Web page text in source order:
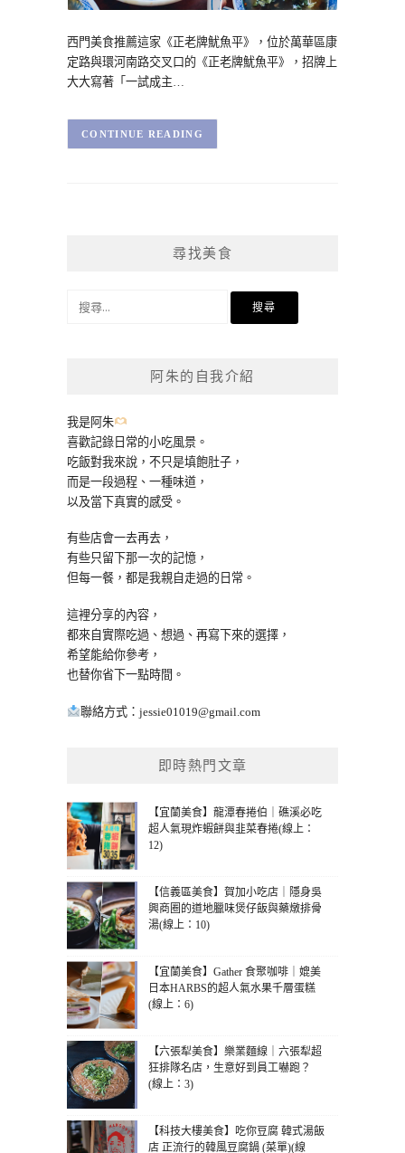
西門美食推薦這家《正老牌魷魚平》，位於萬華區康
定路與環河南路交叉口的《正老牌魷魚平》，招牌上
大大寫著「一試成主…
CONTINUE READING
尋找美食
阿朱的自我介紹
我是阿朱
喜歡記錄日常的小吃風景。
吃飯對我來說，不只是填飽肚子，
而是一段過程、一種味道，
以及當下真實的感受。
有些店會一去再去，
有些只留下那一次的記憶，
但每一餐，都是我親自走過的日常。
這裡分享的內容，
都來自實際吃過、想過、再寫下來的選擇，
希望能給你參考，
也替你省下一點時間。
聯絡方式： jessie01019@gmail.com
即時熱門文章
【宜蘭美食】龍潭春捲伯｜礁溪必吃
超人氣現炸蝦餅與韭菜春捲(線上：
12)
【信義區美食】賀加小吃店｜隱身吳
興商圈的道地臘味煲仔飯與藥燉排骨
湯(線上：10)
【宜蘭美食】Gather 食聚咖啡｜媲美
日本HARBS的超人氣水果千層蛋糕
(線上：6)
【六張犁美食】樂業麵線｜六張犁超
狂排隊名店，生意好到員工嚇跑？
(線上：3)
【科技大樓美食】吃你豆腐 韓式湯飯
店 正流行的韓風豆腐鍋 (菜單)(線